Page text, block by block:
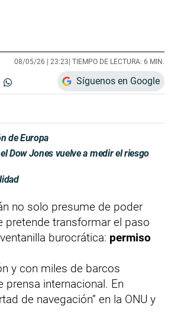
08/05/26 | 23:23| TIEMPO DE LECTURA: 6 MIN.
Síguenos en Google
de Europa
Dow Jones vuelve a medir el riesgo
no solo presume de poder
pretende transformar el paso
burocrática: permiso
y con miles de barcos
internacional. En
de navegación” en la ONU y